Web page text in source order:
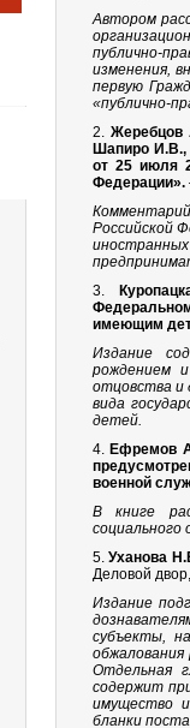
Автором
публично-
изменения,
первую
«публично-
2. Жеребцов
Шапиро И.В.,
от 25 июля
Федерации».
Российской
3.
имеющим
Издание
рождением
отцовства и
вида
детей.
4. Ефремов
военной
В книге
социального
5. Уханова
Деловой
Издание
субъекты,
обжалования
Отдельная
содержит
имущество
бланки